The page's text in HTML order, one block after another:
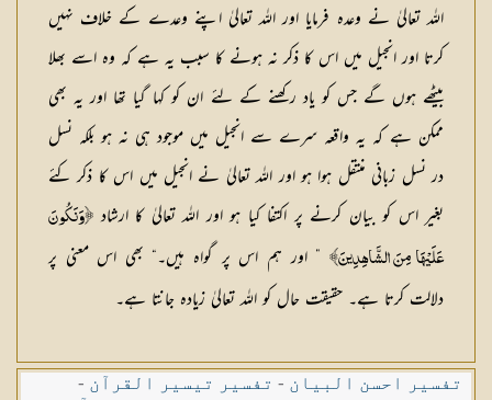
اللہ تعالیٰ نے وعدہ فرمایا اور اللہ تعالیٰ اپنے وعدے کے خلاف نہیں
کرتا اور انجیل میں اس کا ذکر نہ ہونے کا سبب یہ ہے کہ وہ اسے بھلا
بیٹھے ہوں گے جس کو یاد رکھنے کے لئے ان کو کہا گیا تھا اور یہ بھی
ممکن ہے کہ یہ واقعہ سرے سے انجیل میں موجود ہی نہ ہو بلکہ نسل
در نسل زبانی منتقل ہوا ہو اور اللہ تعالیٰ نے انجیل میں اس کا ذکر کئے
بغیر اس کو بیان کرنے پر اکتفا کیا ہو اور اللہ تعالیٰ کا ارشاد ﴿وَنَكُونَ
عَلَيْهَا مِنَ الشَّاهِدِينَ﴾ ” اور ہم اس پر گواہ ہیں۔“ بھی اس معنی پر
دلالت کرتا ہے۔ حقیقت حال کو اللہ تعالیٰ زیادہ جانتا ہے۔
تفسیر احسن البیان - تفسیر تیسیر القرآن -